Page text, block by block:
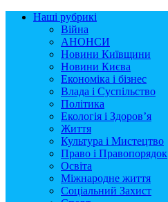
Наші рубрикі
Війна
АНОНСИ
Новини Київщини
Новини Києва
Економіка і бізнес
Влада і Суспільство
Політика
Екологія і Здоров’я
Життя
Культура і Мистецтво
Право і Правопорядок
Освіта
Міжнародне життя
Соціальний Захист